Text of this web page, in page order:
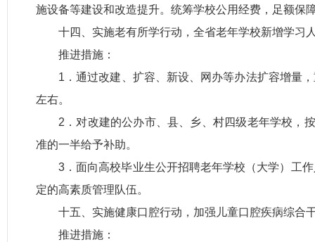
施设备等建设和改造提升。统筹学校公用经费，足额保
十四、实施老有所学行动，全省老年学校新增学习
推进措施：
1．通过改建、扩容、新设、网办等办法扩容增量
左右。
2．对改建的公办市、县、乡、村四级老年学校，
准的一半给予补助。
3．面向高校毕业生公开招聘老年学校（大学）工
定的高素质管理队伍。
十五、实施健康口腔行动，加强儿童口腔疾病综合
推进措施：